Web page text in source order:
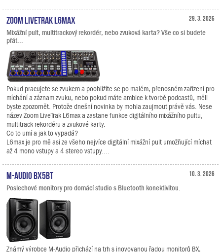
29. 3. 2026
Zoom LiveTrak L6max
Mixážní pult, multitrackový rekordér, nebo zvuková karta? Vše co si budete
přát...
Pokud pracujete se zvukem a poohlížíte se po malém, přenosném zařízení pro
míchání a záznam zvuku, nebo pokud máte ambice k tvorbě podcastů, měli
byste zpozornět. Protože dnešní novinka by mohla zaujmout právě vás. Nese
název Zoom LiveTrak L6max a zastane funkce digitálního mixážního pultu,
multitrack rekordéru a zvukové karty.
Co to umí a jak to vypadá?
L6max je pro mě asi ze všeho nejvíce digitální mixážní pult umožňující míchat
až 4 mono vstupy a 4 stereo vstupy....
10. 3. 2026
M-Audio BX5BT
Poslechové monitory pro domácí studio s Bluetooth konektivitou.
Známý výrobce M-Audio přichází na trh s inovovanou řadou monitorů BX,